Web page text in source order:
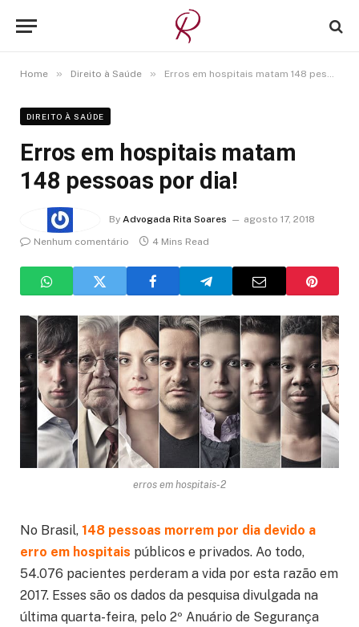
Home » Direito à Saúde » Erros em hospitais matam 148 pessoas por dia!
DIREITO À SAÚDE
Erros em hospitais matam
148 pessoas por dia!
By Advogada Rita Soares
agosto 17, 2018
Nenhum comentário
4 Mins Read
erros em hospitais-2
No Brasil, 148 pessoas morrem por dia devido a
erro em hospitais públicos e privados. Ao todo,
54.076 pacientes perderam a vida por esta razão em
2017. Esses são os dados da pesquisa divulgada na
última quarta-feira, pelo 2º Anuário de Segurança